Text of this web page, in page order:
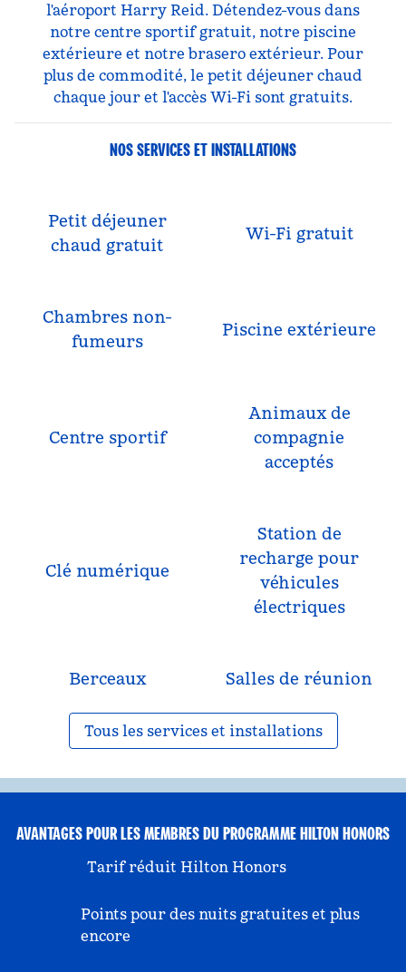
l'aéroport Harry Reid. Détendez-vous dans
notre centre sportif gratuit, notre piscine
extérieure et notre brasero extérieur. Pour
plus de commodité, le petit déjeuner chaud
chaque jour et l'accès Wi-Fi sont gratuits.
NOS SERVICES ET INSTALLATIONS
Petit déjeuner
chaud gratuit
Wi-Fi gratuit
Chambres non-
fumeurs
Piscine extérieure
Centre sportif
Animaux de
compagnie
acceptés
Clé numérique
Station de
recharge pour
véhicules
électriques
Berceaux Salles de réunion
Tous les services et installations
AVANTAGES POUR LES MEMBRES DU PROGRAMME HILTON HONORS
Tarif réduit Hilton Honors
Points pour des nuits gratuites et plus
encore